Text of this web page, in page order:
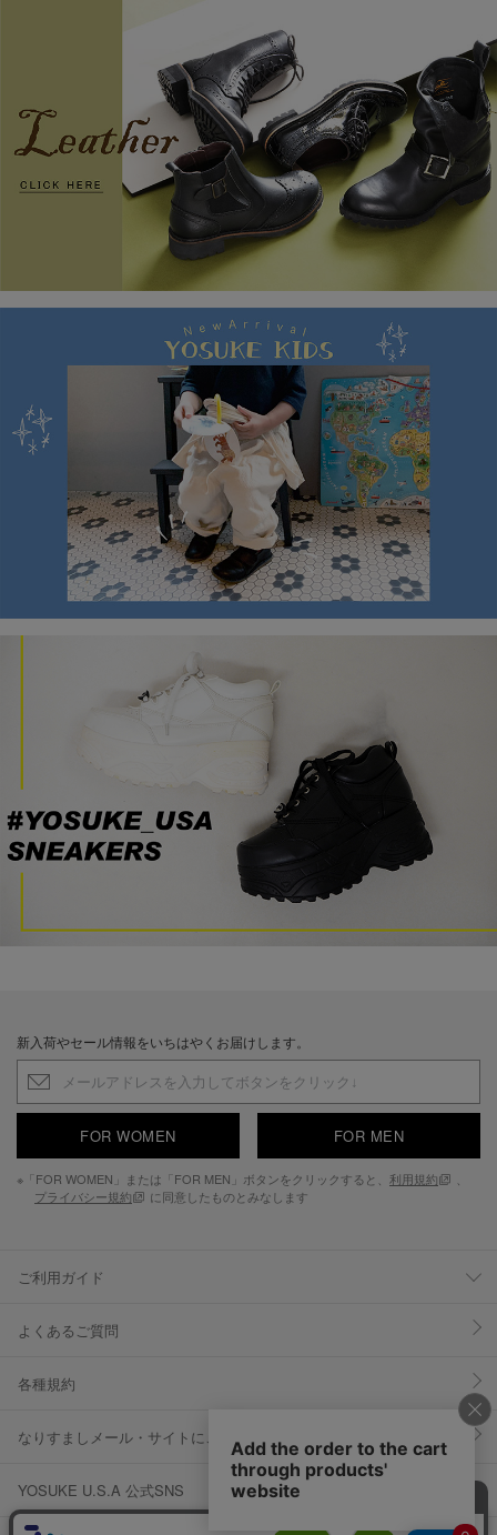
新入荷やセール情報をいちはやくお届けします。
FOR WOMEN FOR MEN
※「FOR WOMEN」または「FOR MEN」ボタンをクリックすると、 利用規約
プライバシー規約
に同意したものとみなします
ご利用ガイド
よくあるご質問
各種規約
なりすましメール・サイトにご注意ください
YOSUKE U.S.A 公式SNS